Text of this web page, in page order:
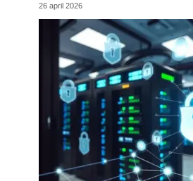
26 april 2026